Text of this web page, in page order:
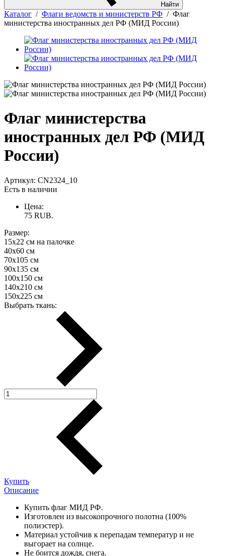
Найти
Каталог / Флаги ведомств и министерств РФ / Флаг
министерства иностранных дел РФ (МИД России)
Флаг министерства
иностранных дел РФ (МИД
России)
Артикул: CN2324_10
Есть в наличии
Цена:
75 RUB.
Размер:
15х22 см на палочке
40х60 см
70х105 см
90х135 см
100х150 см
140х210 см
150х225 см
Выбрать ткань:
Купить
Описание
Купить флаг МИД РФ.
Изготовлен из высокопрочного полотна (100%
полиэстер).
Материал устойчив к перепадам температур и не
выгорает на солнце.
Не боится дождя, снега.